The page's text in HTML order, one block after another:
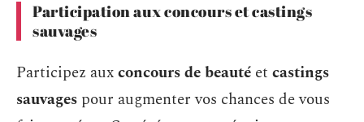
Participation aux concours et castings
sauvages
Participez auxconcours de beauté et castings
sauvages pour augmenter vos chances de vous